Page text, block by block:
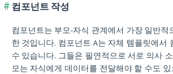
컴포넌트 작성
컴포넌트는 부모-자식 관계에서 가장 일반적
한 것입니다. 컴포넌트 A는 자체 템플릿에서
수 있습니다. 그들은 필연적으로 서로 의사
모는 자식에게 데이터를 전달해야 할 수도